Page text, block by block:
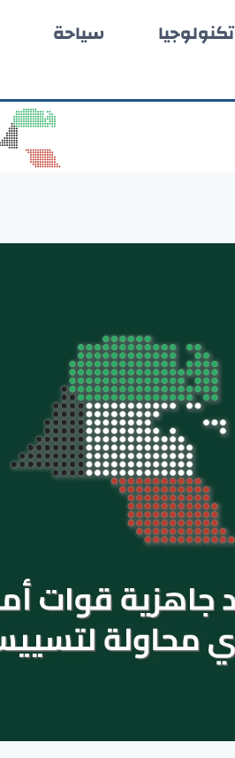
تكنولوجيا سياحة